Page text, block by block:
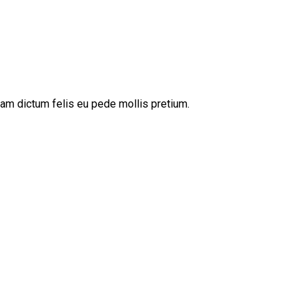
dictum felis eu pede mollis pretium.